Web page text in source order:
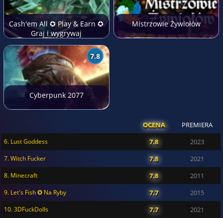
Cash'em All ✪ Play & Earn ✪
Graj i wygrywaj
Mistrzowie Żywiołów
7.8
Cyberpunk 2077
OCENA PREMIERA
6. Lust Goddess 7.8 2023
7. Witch Fucker 7.8 2021
8. Minecraft 7.8 2011
9. Let's Fish ✪ Na Ryby 7.7 2015
10. 3DFuckDolls 7.7 2021